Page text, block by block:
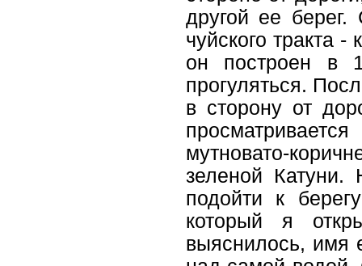
другой ее
чуйского тракта
он построен в
прогуляться.
в сторону от
мутновато-
зеленой Катуни.
подойти к
который я
выяснилось, имя